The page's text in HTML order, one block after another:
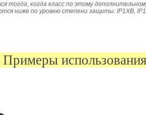
тогда, когда класс по этому
ниже по уровню степени защиты: IP1XB,